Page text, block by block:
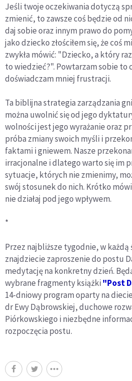
Jeśli twoje oczekiwania dotyczą
zmienić, to zawsze coś będzie od
daj sobie oraz innym prawo do
jako dziecko złościłem się, że coś
zwykła mówić: "Dziecko, a który
to wiedzieć?". Powtarzam sobie to
doświadczam mniej frustracji.
Ta biblijna strategia zarządzania
można uwolnić się od jego
wolności jest jego wyrażanie oraz
próba zmiany swoich myśli i
faktami i gniewem. Nasze
irracjonalne i dlatego warto się im
sytuacje, których nie zmienimy,
swój stosunek do nich. Krótko
nie działaj pod jego wpływem.
*
Przez najbliższe tygodnie, w każdą
znajdziecie zaproszenie do postu
medytację na konkretny dzień.
wybrane fragmenty książki "Post
14-dniowy program oparty na
dr Ewy Dąbrowskiej, duchowe
Piórkowskiego i niezbędne
rozpoczęcia postu.